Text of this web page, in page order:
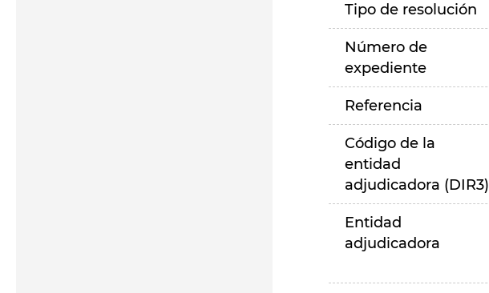
Tipo de resolución
Número de
expediente
Referencia
Código de la
entidad
adjudicadora (DIR3)
Entidad
adjudicadora